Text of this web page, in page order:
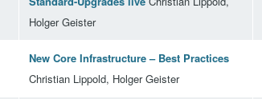
Holger Geister
New Core Infrastructure – Best Practices
Christian Lippold, Holger Geister